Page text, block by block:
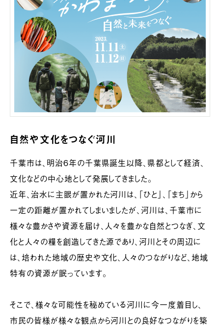
自然や文化をつなぐ河川
千葉市は、明治６年の千葉県誕生以降、県都として経済、
文化などの中心地として発展してきました。
近年、治水に主眼が置かれた河川は、「ひと」、「まち」から
一定の距離が置かれてしまいましたが、河川は、千葉市に
様々な豊かさや資源を届け、人々を豊かな自然とつなぎ、文
化と人々の糧を創造してきた源であり、河川とその周辺に
は、培われた地域の歴史や文化、人々のつながりなど、地域
特有の資源が眠っています。
そこで、様々な可能性を秘めている河川に今一度着目し、
市民の皆様が様々な観点から河川との良好なつながりを築